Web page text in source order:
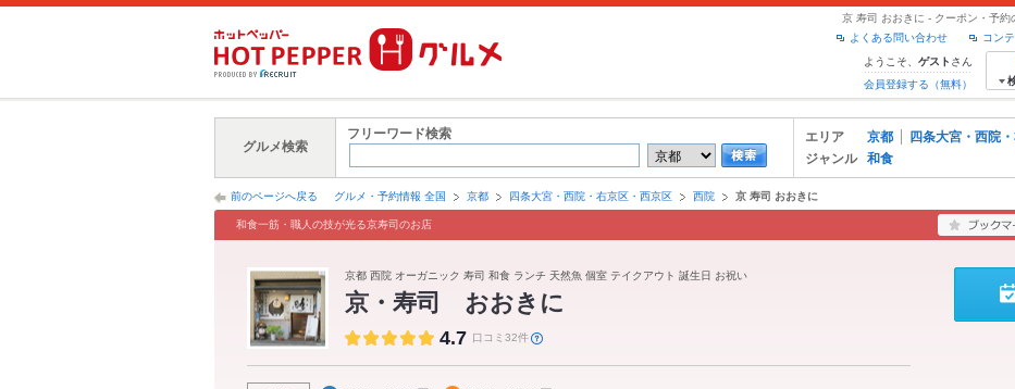
京 寿司 おおきに - クーポン・予約
コン
よくある問い合わせ
ようこそ、 ゲスト さん
会員登録する（無料）
グルメ検索
フリーワード検索 エリア 京都
四条大宮・西院
ジャンル
和食
前のページへ戻る グルメ・予約情報 全国 京都 四条大宮・西院・右京区・西京区 西院 京 寿司 おおきに
和食一筋・職人の技が光る京寿司のお店
京都 西院 オーガニック 寿司 和食 ランチ 天然魚 個室 テイクアウト 誕生日 お祝い
京・寿司 おおきに
4.7 口コミ32件